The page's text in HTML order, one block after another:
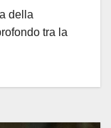
della
tra la